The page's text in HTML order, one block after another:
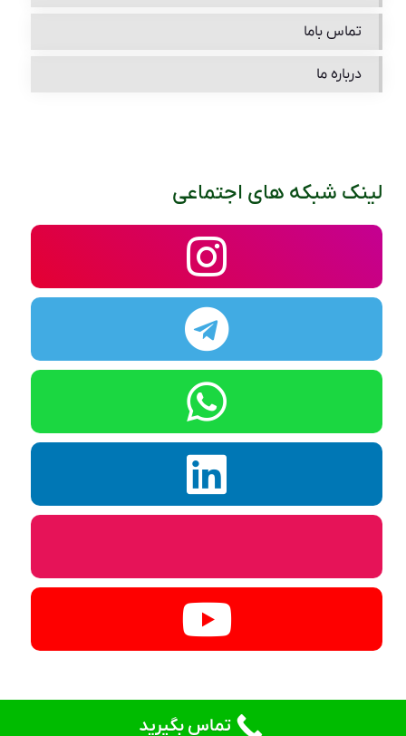
تماس باما
درباره ما
لینک شبکه های اجتماعی
© کلیه حقوق برای دادنام محفوظ است.
تماس بگیرید